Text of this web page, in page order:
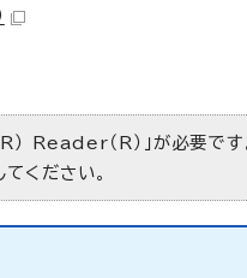
Reader（R）」が必要で
てください。